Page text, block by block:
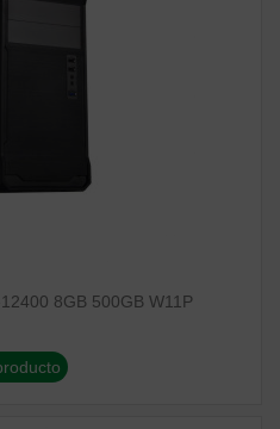
8GB 500GB W11P